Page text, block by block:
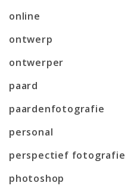
online
ontwerp
ontwerper
paard
paardenfotografie
personal
perspectief fotografie
photoshop